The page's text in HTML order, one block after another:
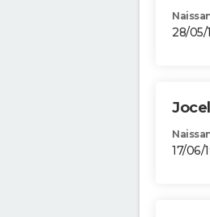
28/05/
17/06/